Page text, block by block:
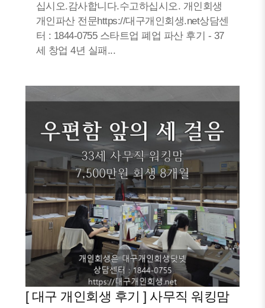
십시오.감사합니다.수고하십시오. 개인회생
개인파산 전문https://대구개인회생.net상담센
터 : 1844-0755 스타트업 폐업 파산 후기 - 37
세 창업 4년 실패...
[ 대구 개인회생 후기 ] 사무직 워킹맘